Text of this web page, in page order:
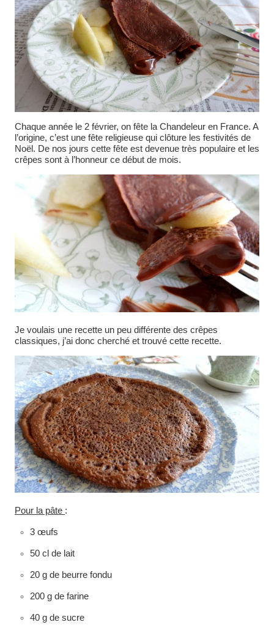
Chaque année le 2 février, on fête la Chandeleur en France. A
l’origine, c’est une fête religieuse qui clôture les festivités de
Noël. De nos jours cette fête est devenue très populaire et les
crêpes sont à l’honneur ce début de mois.
Je voulais une recette un peu différente des crêpes
classiques, j’ai donc cherché et trouvé cette recette.
Pour la pâte :
3 œufs
50 cl de lait
20 g de beurre fondu
200 g de farine
40 g de sucre